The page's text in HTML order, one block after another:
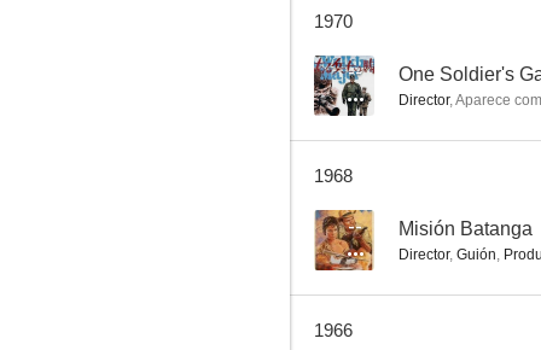
--
1970
-- One Soldier's
Director,Aparece
1968
-- Misión Batanga
Director, Guión,
1966